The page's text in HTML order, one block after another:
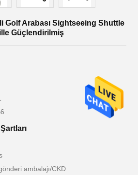
Golf Arabası Sightseeing Shuttle
Güçlendirilmiş
ambalajı/CKD